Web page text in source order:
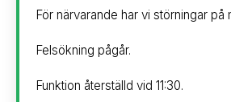
För närvarande har vi störningar på
Felsökning pågår.
Funktion återställd vid 11:30.